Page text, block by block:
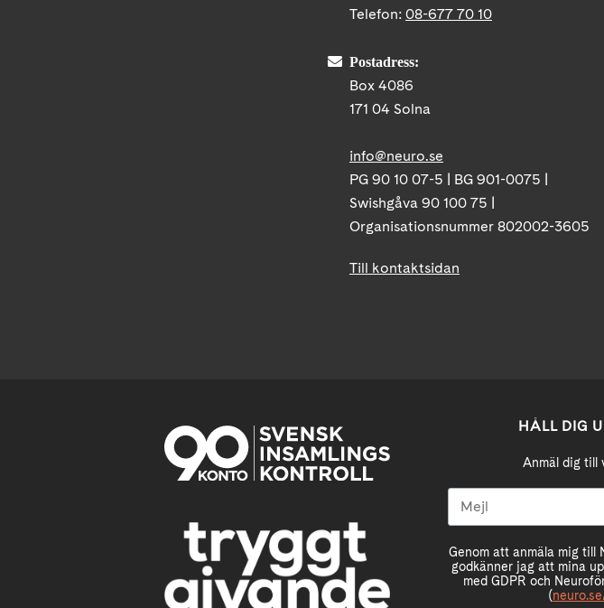
Telefon: 08-677 70 10
Postadress:
Box 4086
171 04 Solna
info@neuro.se
PG 90 10 07-5 | BG 901-0075 |
Swishgåva 90 100 75 |
Organisationsnummer 802002-3605
Till kontaktsidan
HÅLL DIG
Anmäl dig till
Genom att anmäla mig till
godkänner jag att mina
med GDPR och
(